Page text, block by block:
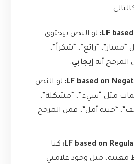
LF
لو النص بيحتوي
“رائع”، “شكراً”،
المرجح أنه إيجابي.
LF based on
لو النص
مثل “سيء”، “مشكلة”،
“خيبة أمل”، فمن المرجح
LF based on
كنا
معينة، مثل وجود علامتي